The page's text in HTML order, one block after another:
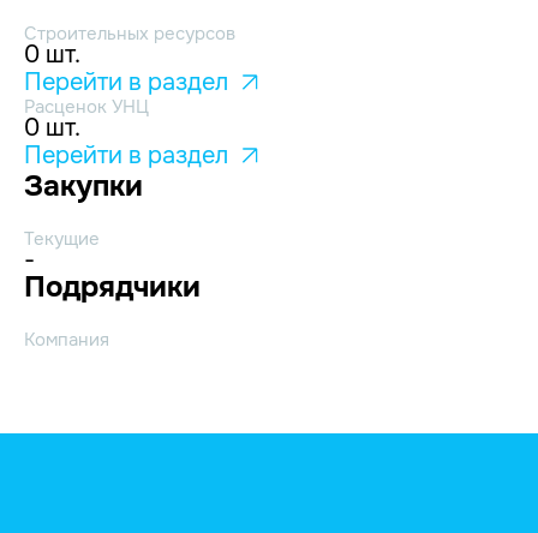
Строительных ресурсов
0 шт.
Перейти в раздел
Расценок УНЦ
0 шт.
Перейти в раздел
Закупки
Текущие
-
Подрядчики
Компания